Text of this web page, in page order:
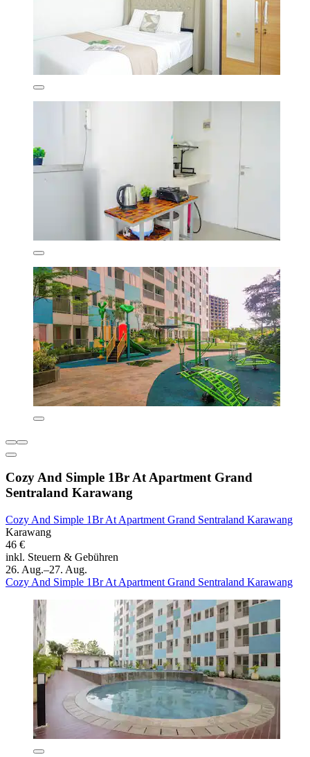
Cozy And Simple 1Br At Apartment Grand
Sentraland Karawang
Cozy And Simple 1Br At Apartment Grand Sentraland Karawang
Karawang
46 €
inkl. Steuern & Gebühren
26. Aug.–27. Aug.
Cozy And Simple 1Br At Apartment Grand Sentraland Karawang